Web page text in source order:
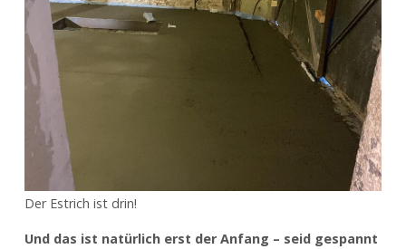
Der Estrich ist drin!
Und das ist natürlich erst der Anfang – seid gespannt